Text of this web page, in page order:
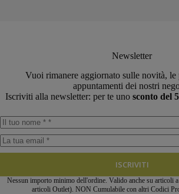
Newsletter
Vuoi rimanere aggiornato sulle novità,
appuntamenti dei nostri
Iscriviti alla newsletter: per te uno sconto del
ISCRIVITI
Nessun importo minimo dell'ordine. Valido anche su articoli
articoli Outlet). NON Cumulabile con altri Codici